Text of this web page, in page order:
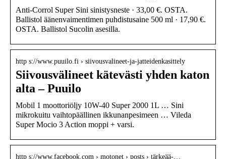
Anti-Corrol Super Sini sinistysneste · 33,00 €. OSTA.
Ballistol äänenvaimentimen puhdistusaine 500 ml · 17,90 €.
OSTA. Ballistol Sucolin asesilla.
http s://www.puuilo.fi › siivousvalineet-ja-jatteidenkasittely
Siivousvälineet kätevästi yhden katon
alta – Puuilo
Mobil 1 moottoriöljy 10W-40 Super 2000 1L … Sini
mikrokuitu vaihtopäällinen ikkunanpesimeen … Vileda
Super Mocio 3 Action moppi + varsi.
http s://www.facebook.com › motonet › posts › tärkeää-…